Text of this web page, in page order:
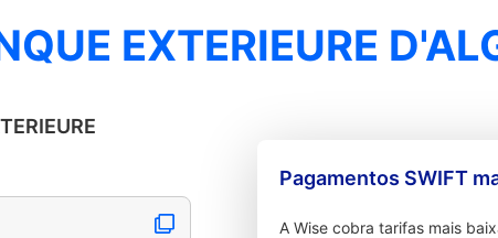
EXTERIEURE
Pagamentos SWIFT
A Wise cobra tarifas mais